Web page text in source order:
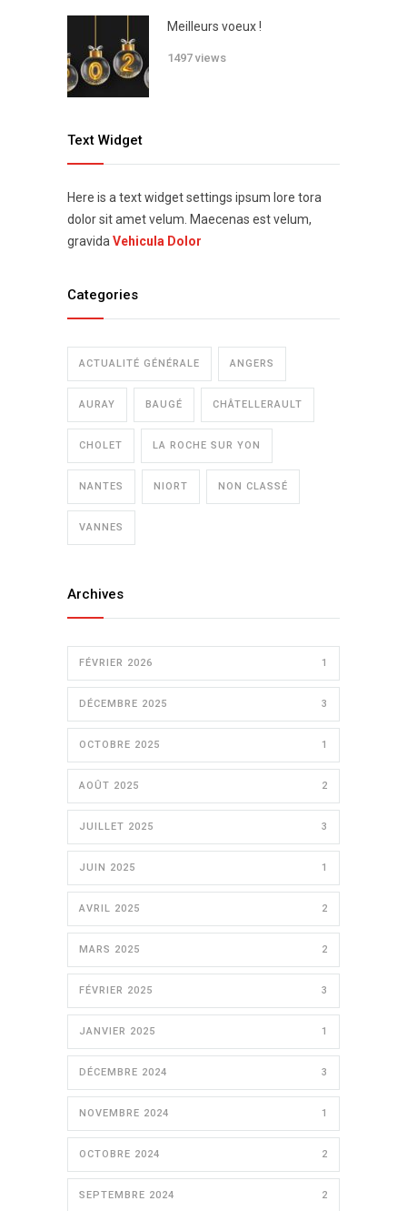
Meilleurs voeux !
1497 views
Text Widget
Here is a text widget settings ipsum lore tora
dolor sit amet velum. Maecenas est velum,
gravida Vehicula Dolor
Categories
ACTUALITÉ GÉNÉRALE ANGERS
AURAY BAUGÉ CHÂTELLERAULT
CHOLET LA ROCHE SUR YON
NANTES NIORT NON CLASSÉ
VANNES
Archives
FÉVRIER 2026 1
DÉCEMBRE 2025 3
OCTOBRE 2025 1
AOÛT 2025 2
JUILLET 2025 3
JUIN 2025 1
AVRIL 2025 2
MARS 2025 2
FÉVRIER 2025 3
JANVIER 2025 1
DÉCEMBRE 2024 3
NOVEMBRE 2024 1
OCTOBRE 2024 2
SEPTEMBRE 2024 2